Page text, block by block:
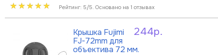
Рейтинг: 5/5. Основано на 1 отзывах
244р.
Крышка Fujimi
FJ-72mm для
объектива 72 мм.